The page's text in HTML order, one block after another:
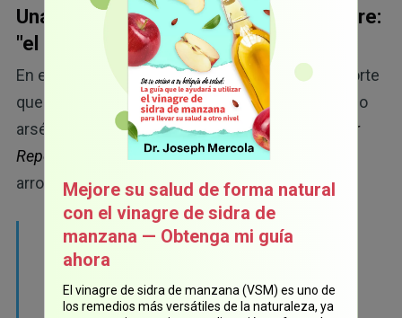
Una nueva y escalofriante relación entre:
"el arsénico y el arroz"
En el 2012, después de la publicación de un reporte
que discutía el hecho de que se había encontrado
arsénico en el jugo de manzana y uva,
Consumer
Reports
llevó a cabo numerosas pruebas en el
arroz:
"En prácticamente todos los productos
analizados, encontramos cantidades
mesurables de arsénico total en sus dos
Mejore su salud de forma natural
con el vinagre de sidra de
manzana — Obtenga mi guía
ahora
El vinagre de sidra de manzana (VSM) es uno de
los remedios más versátiles de la naturaleza, ya